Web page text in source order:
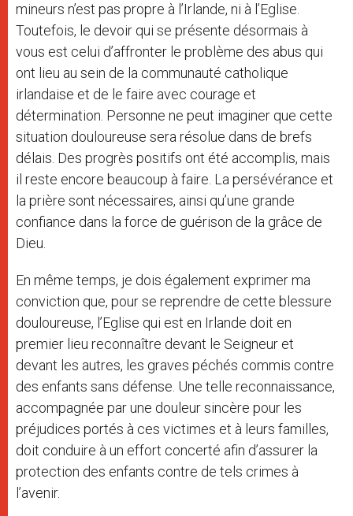
mineurs n’est pas propre à l’Irlande, ni à l’Eglise.
Toutefois, le devoir qui se présente désormais à
vous est celui d’affronter le problème des abus qui
ont lieu au sein de la communauté catholique
irlandaise et de le faire avec courage et
détermination. Personne ne peut imaginer que cette
situation douloureuse sera résolue dans de brefs
délais. Des progrès positifs ont été accomplis, mais
il reste encore beaucoup à faire. La persévérance et
la prière sont nécessaires, ainsi qu’une grande
confiance dans la force de guérison de la grâce de
Dieu.
En même temps, je dois également exprimer ma
conviction que, pour se reprendre de cette blessure
douloureuse, l’Eglise qui est en Irlande doit en
premier lieu reconnaître devant le Seigneur et
devant les autres, les graves péchés commis contre
des enfants sans défense. Une telle reconnaissance,
accompagnée par une douleur sincère pour les
préjudices portés à ces victimes et à leurs familles,
doit conduire à un effort concerté afin d’assurer la
protection des enfants contre de tels crimes à
l’avenir.